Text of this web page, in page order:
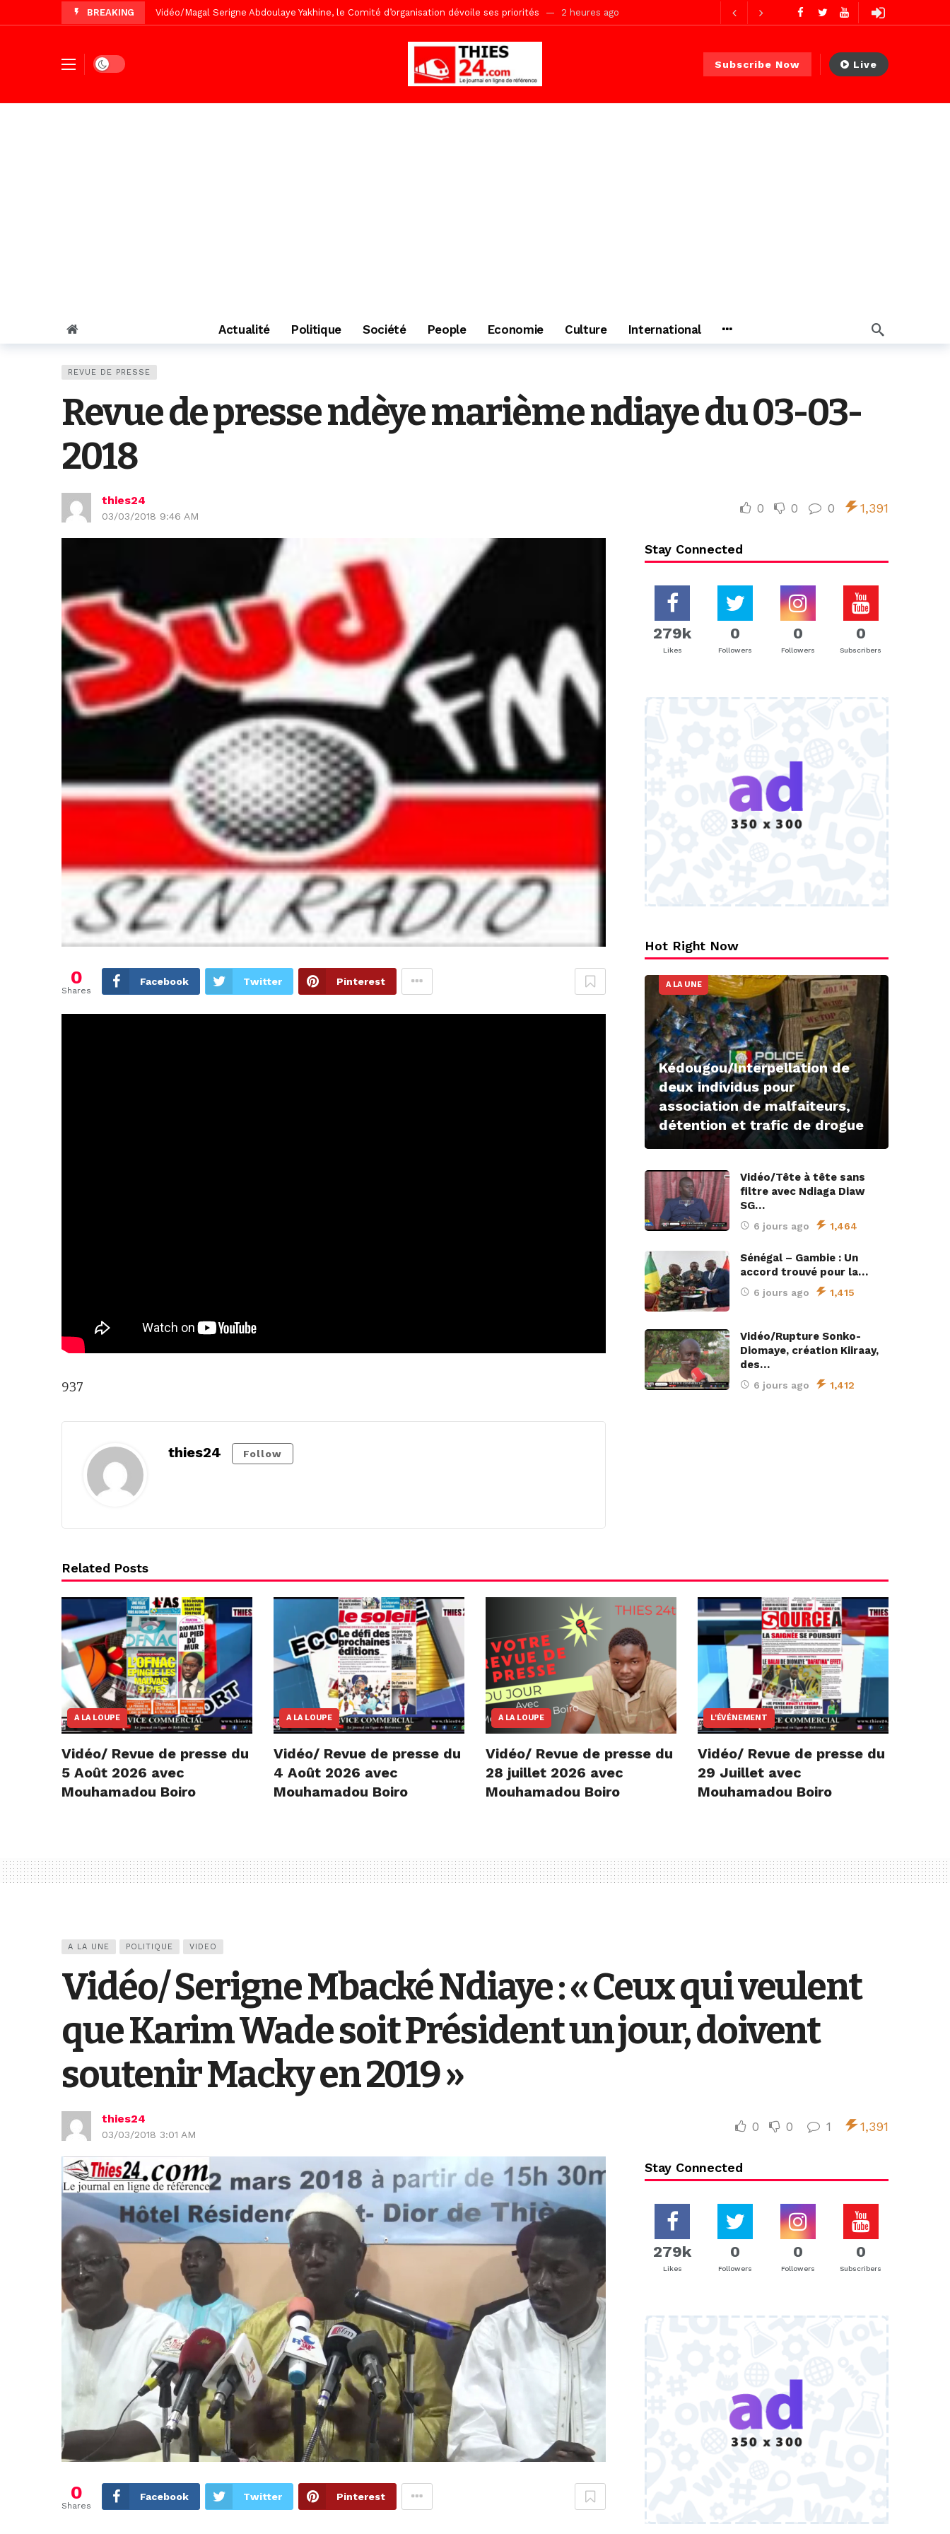
BREAKING Vidéo/Chérif Nehma Aïdara Diamaguène Nimzath Thiès, mesures annoncées pour une réussite 2 heures ago
Recomposition politique : l’alternative sénégalaise ne peut se réduire au seul libéralisme (Lamine Diouck PS)
Vidéo/ Gamou de Keur Mame El Hadji, l’appel du Khalif Général 23 heures ago
Vidéo/ Préparation Gamou 2026, Keur Mame El Hadji décline ses priorités devant le Gouverneur 24 heures ago
Dark mode Subscribe Now Live
Actualité Politique Société People Economie Culture International
REVUE DE PRESSE
Revue de presse ndèye marième ndiaye du 03-03-
2018
thies24
03/03/2018 9:46 AM
0 0 0 1,391
0
Shares
Facebook Twitter Pinterest
937
thies24 Follow
Stay Connected
279k
Likes
0
Followers
0
Followers
0
Subscribers
Hot Right Now
A LA UNE
Kédougou/Interpellation de
deux individus pour
association de malfaiteurs,
détention et trafic de drogue
Vidéo/Tête à tête sans
filtre avec Ndiaga Diaw
SG…
6 jours ago 1,464
Sénégal – Gambie : Un
accord trouvé pour la…
6 jours ago 1,415
Vidéo/Rupture Sonko-
Diomaye, création Kiiraay,
des…
6 jours ago 1,412
Related Posts
A LA LOUPE
Vidéo/ Revue de presse du
5 Août 2026 avec
Mouhamadou Boiro
A LA LOUPE
Vidéo/ Revue de presse du
4 Août 2026 avec
Mouhamadou Boiro
A LA LOUPE
Vidéo/ Revue de presse du
28 juillet 2026 avec
Mouhamadou Boiro
L'ÉVÉNEMENT
Vidéo/ Revue de presse du
29 Juillet avec
Mouhamadou Boiro
A LA UNE POLITIQUE VIDEO
Vidéo/ Serigne Mbacké Ndiaye : « Ceux qui veulent
que Karim Wade soit Président un jour, doivent
soutenir Macky en 2019 »
thies24
03/03/2018 3:01 AM
0 0 1 1,391
0
Shares
Facebook Twitter Pinterest
Stay Connected
279k
Likes
0
Followers
0
Followers
0
Subscribers